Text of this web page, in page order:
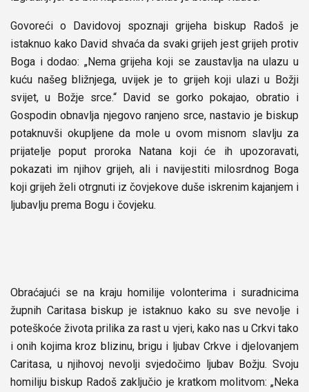
Govoreći o Davidovoj spoznaji grijeha biskup Radoš je
istaknuo kako David shvaća da svaki grijeh jest grijeh protiv
Boga i dodao: „Nema grijeha koji se zaustavlja na ulazu u
kuću našeg bližnjega, uvijek je to grijeh koji ulazi u Božji
svijet, u Božje srce.“ David se gorko pokajao, obratio i
Gospodin obnavlja njegovo ranjeno srce, nastavio je biskup
potaknuvši okupljene da mole u ovom misnom slavlju za
prijatelje poput proroka Natana koji će ih upozoravati,
pokazati im njihov grijeh, ali i navijestiti milosrdnog Boga
koji grijeh želi otrgnuti iz čovjekove duše iskrenim kajanjem i
ljubavlju prema Bogu i čovjeku.
Obraćajući se na kraju homilije volonterima i suradnicima
župnih Caritasa biskup je istaknuo kako su sve nevolje i
poteškoće života prilika za rast u vjeri, kako nas u Crkvi tako
i onih kojima kroz blizinu, brigu i ljubav Crkve i djelovanjem
Caritasa, u njihovoj nevolji svjedočimo ljubav Božju. Svoju
homiliju biskup Radoš zaključio je kratkom molitvom: „Neka